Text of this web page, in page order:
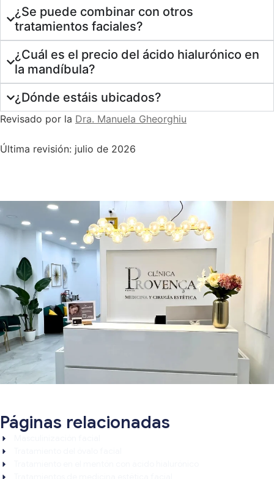
¿Se puede combinar con otros
tratamientos faciales?
¿Cuál es el precio del ácido hialurónico en
la mandíbula?
¿Dónde estáis ubicados?
Revisado por la Dra. Manuela Gheorghiu
Última revisión: julio de 2026
Páginas relacionadas